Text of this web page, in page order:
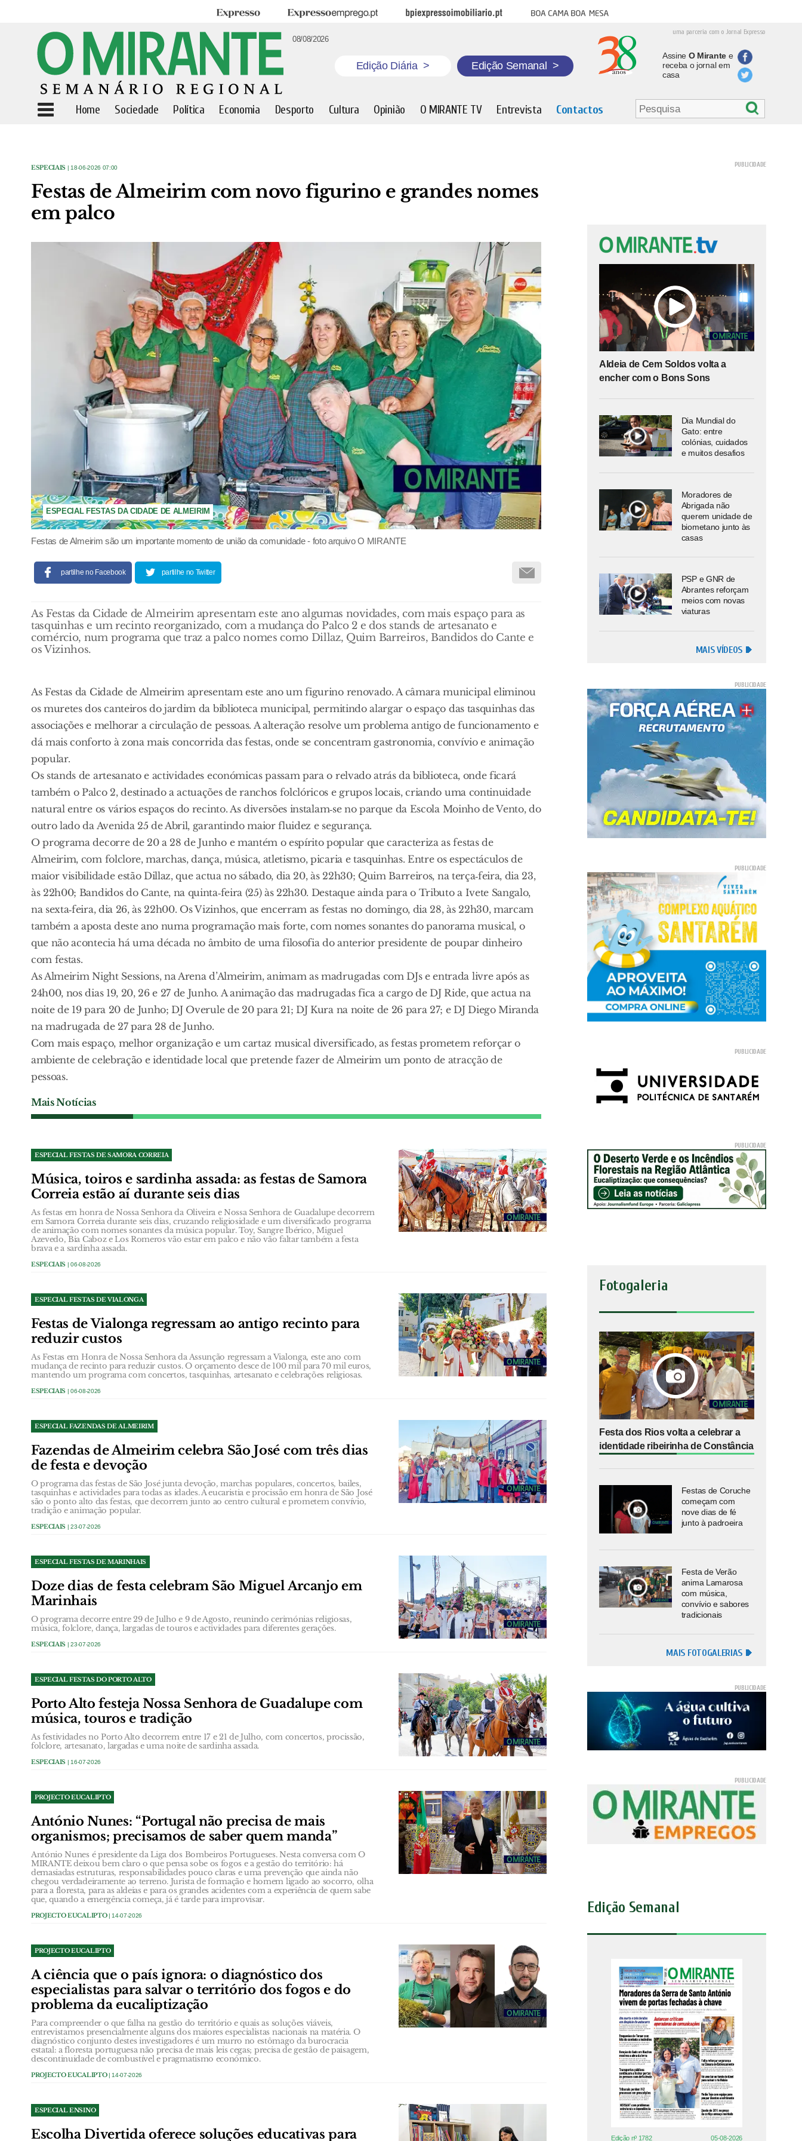
Expresso Expresso Emprego BPI Expresso Imobiliário Boa cama boa mesa
uma parceria com o Jornal Expresso
08/08/2026
Edição Diária > Edição Semanal >
Assine O Mirantee
receba o jornal em
casa
Home Sociedade Política Economia Desporto Cultura Opinião O MIRANTE TV Entrevista Contactos
ESPECIAIS | 18-06-2026 07:00
Festas de Almeirim com novo figurino e grandes nomes
em palco
ESPECIAL FESTAS DA CIDADE DE ALMEIRIM
Festas de Almeirim são um importante momento de união da comunidade - foto arquivo O MIRANTE
partilhe no Facebook partilhe no Twitter
As Festas da Cidade de Almeirim apresentam este ano algumas novidades, com mais espaço para as
tasquinhas e um recinto reorganizado, com a mudança do Palco 2 e dos stands de artesanato e
comércio, num programa que traz a palco nomes como Dillaz, Quim Barreiros, Bandidos do Cante e
os Vizinhos.
As Festas da Cidade de Almeirim apresentam este ano um figurino renovado. A câmara municipal eliminou
os muretes dos canteiros do jardim da biblioteca municipal, permitindo alargar o espaço das tasquinhas das
associações e melhorar a circulação de pessoas. A alteração resolve um problema antigo de funcionamento e
dá mais conforto à zona mais concorrida das festas, onde se concentram gastronomia, convívio e animação
popular.
Os stands de artesanato e actividades económicas passam para o relvado atrás da biblioteca, onde ficará
também o Palco 2, destinado a actuações de ranchos folclóricos e grupos locais, criando uma continuidade
natural entre os vários espaços do recinto. As diversões instalam‑se no parque da Escola Moinho de Vento, do
outro lado da Avenida 25 de Abril, garantindo maior fluidez e segurança.
O programa decorre de 20 a 28 de Junho e mantém o espírito popular que caracteriza as festas de
Almeirim, com folclore, marchas, dança, música, atletismo, picaria e tasquinhas. Entre os espectáculos de
maior visibilidade estão Dillaz, que actua no sábado, dia 20, às 22h30; Quim Barreiros, na terça‑feira, dia 23,
às 22h00; Bandidos do Cante, na quinta‑feira (25) às 22h30. Destaque ainda para o Tributo a Ivete Sangalo,
na sexta‑feira, dia 26, às 22h00. Os Vizinhos, que encerram as festas no domingo, dia 28, às 22h30, marcam
também a aposta deste ano numa programação mais forte, com nomes sonantes do panorama musical, o
que não acontecia há uma década no âmbito de uma filosofia do anterior presidente de poupar dinheiro
com festas.
As Almeirim Night Sessions, na Arena d’Almeirim, animam as madrugadas com DJs e entrada livre após as
24h00, nos dias 19, 20, 26 e 27 de Junho. A animação das madrugadas fica a cargo de DJ Ride, que actua na
noite de 19 para 20 de Junho; DJ Overule de 20 para 21; DJ Kura na noite de 26 para 27; e DJ Diego Miranda
na madrugada de 27 para 28 de Junho.
Com mais espaço, melhor organização e um cartaz musical diversificado, as festas prometem reforçar o
ambiente de celebração e identidade local que pretende fazer de Almeirim um ponto de atracção de
pessoas.
Mais Notícias
ESPECIAL FESTAS DE SAMORA CORREIA
Música, toiros e sardinha assada: as festas de Samora
Correia estão aí durante seis dias
As festas em honra de Nossa Senhora da Oliveira e Nossa Senhora de Guadalupe decorrem
em Samora Correia durante seis dias, cruzando religiosidade e um diversificado programa
de animação com nomes sonantes da música popular. Toy, Sangre Ibérico, Miguel
Azevedo, Bia Caboz e Los Romeros vão estar em palco e não vão faltar também a festa
brava e a sardinha assada.
ESPECIAIS | 06-08-2026
ESPECIAL FESTAS DE VIALONGA
Festas de Vialonga regressam ao antigo recinto para
reduzir custos
As Festas em Honra de Nossa Senhora da Assunção regressam a Vialonga, este ano com
mudança de recinto para reduzir custos. O orçamento desce de 100 mil para 70 mil euros,
mantendo um programa com concertos, tasquinhas, artesanato e celebrações religiosas.
ESPECIAIS | 06-08-2026
ESPECIAL FAZENDAS DE ALMEIRIM
Fazendas de Almeirim celebra São José com três dias
de festa e devoção
O programa das festas de São José junta devoção, marchas populares, concertos, bailes,
tasquinhas e actividades para todas as idades. A eucaristia e procissão em honra de São José
são o ponto alto das festas, que decorrem junto ao centro cultural e prometem convívio,
tradição e animação popular.
ESPECIAIS | 23-07-2026
ESPECIAL FESTAS DE MARINHAIS
Doze dias de festa celebram São Miguel Arcanjo em
Marinhais
O programa decorre entre 29 de Julho e 9 de Agosto, reunindo cerimónias religiosas,
música, folclore, dança, largadas de touros e actividades para diferentes gerações.
ESPECIAIS | 23-07-2026
ESPECIAL FESTAS DO PORTO ALTO
Porto Alto festeja Nossa Senhora de Guadalupe com
música, touros e tradição
As festividades no Porto Alto decorrem entre 17 e 21 de Julho, com concertos, procissão,
folclore, artesanato, largadas e uma noite de sardinha assada.
ESPECIAIS | 16-07-2026
PROJECTO EUCALIPTO
António Nunes: “Portugal não precisa de mais
organismos; precisamos de saber quem manda”
António Nunes é presidente da Liga dos Bombeiros Portugueses. Nesta conversa com O
MIRANTE deixou bem claro o que pensa sobe os fogos e a gestão do território: há
demasiadas estruturas, responsabilidades pouco claras e uma prevenção que ainda não
chegou verdadeiramente ao terreno. Jurista de formação e homem ligado ao socorro, olha
para a floresta, para as aldeias e para os grandes acidentes com a experiência de quem sabe
que, quando a emergência começa, já é tarde para improvisar.
PROJECTO EUCALIPTO| 14-07-2026
PROJECTO EUCALIPTO
A ciência que o país ignora: o diagnóstico dos
especialistas para salvar o território dos fogos e do
problema da eucaliptização
Para compreender o que falha na gestão do território e quais as soluções viáveis,
entrevistamos presencialmente alguns dos maiores especialistas nacionais na matéria. O
diagnóstico conjunto destes investigadores é um murro no estômago da burocracia
estatal: a floresta portuguesa não precisa de mais leis cegas; precisa de gestão de paisagem,
descontinuidade de combustível e pragmatismo económico.
PROJECTO EUCALIPTO| 14-07-2026
ESPECIAL ENSINO
Escolha Divertida oferece soluções educativas para
Aldeia de Cem Soldos volta a
encher com o Bons Sons
Dia Mundial do
Gato: entre
colónias, cuidados
e muitos desafios
Moradores de
Abrigada não
querem unidade de
biometano junto às
casas
PSP e GNR de
Abrantes reforçam
meios com novas
viaturas
MAIS VÍDEOS
Fotogaleria
Festa dos Rios volta a celebrar a
identidade ribeirinha de Constância
Festas de Coruche
começam com
nove dias de fé
junto à padroeira
Festa de Verão
anima Lamarosa
com música,
convívio e sabores
tradicionais
MAIS FOTOGALERIAS
Edição Semanal
Edição nº 1782 05-08-2026